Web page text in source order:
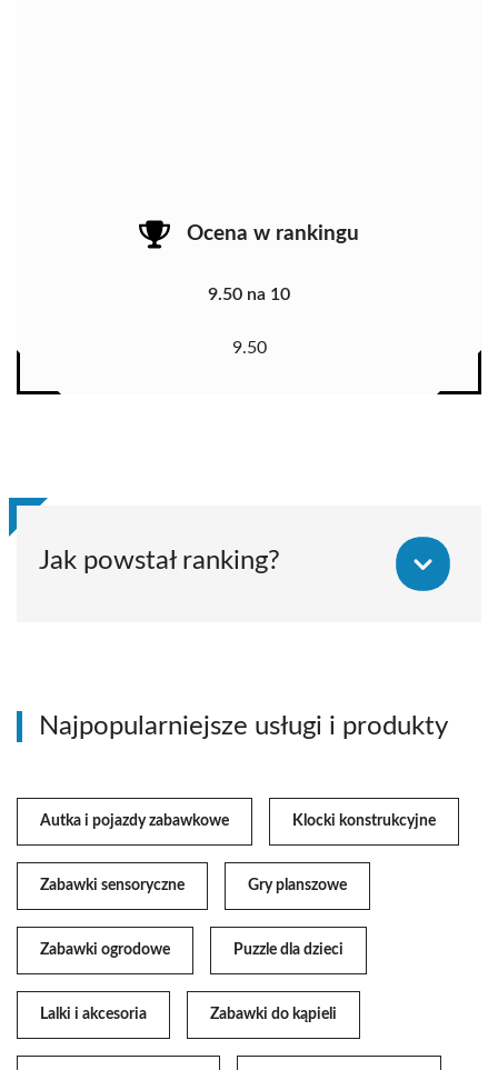
Ocena w rankingu
9.50 na 10
9.50
Jak powstał ranking?
Najpopularniejsze usługi i produkty
Autka i pojazdy zabawkowe Klocki konstrukcyjne
Zabawki sensoryczne Gry planszowe
Zabawki ogrodowe Puzzle dla dzieci
Lalki i akcesoria Zabawki do kąpieli